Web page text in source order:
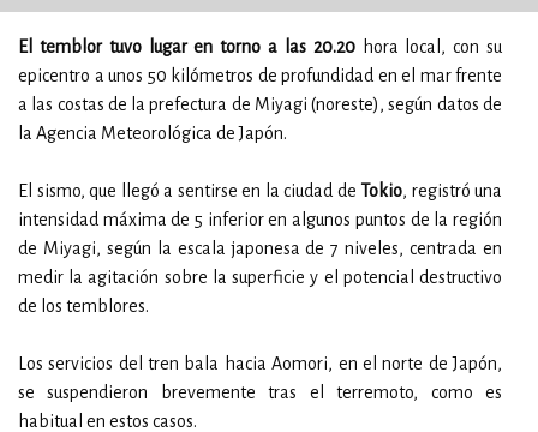
El temblor tuvo lugar en torno a las 20.20hora local, con su
epicentro a unos 50 kilómetros de profundidad en el mar frente
a las costas de la prefectura de Miyagi (noreste), según datos de
la Agencia Meteorológica de Japón.
El sismo, que llegó a sentirse en la ciudad de Tokio, registró una
intensidad máxima de 5 inferior en algunos puntos de la región
de Miyagi, según la escala japonesa de 7 niveles, centrada en
medir la agitación sobre la superficie y el potencial destructivo
de los temblores.
Los servicios del tren bala hacia Aomori, en el norte de Japón,
se suspendieron brevemente tras el terremoto, como es
habitual en estos casos.